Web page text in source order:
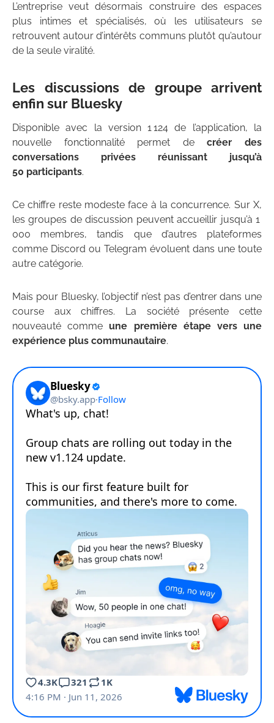
L’entreprise veut désormais construire des espaces
plus intimes et spécialisés, où les utilisateurs se
retrouvent autour d’intérêts communs plutôt qu’autour
de la seule viralité.
Les discussions de groupe arrivent
enfin sur Bluesky
Disponible avec la version 1 124 de l’application, la
nouvelle fonctionnalité permet decréer des
conversations privées réunissant jusqu’à
50 participants.
Ce chiffre reste modeste face à la concurrence. Sur X,
les groupes de discussion peuvent accueillir jusqu’à 1
000 membres, tandis que d’autres plateformes
comme Discord ou Telegram évoluent dans une toute
autre catégorie.
Mais pour Bluesky, l’objectif n’est pas d’entrer dans une
course aux chiffres. La société présente cette
nouveauté comme une première étape vers une
expérience plus communautaire.